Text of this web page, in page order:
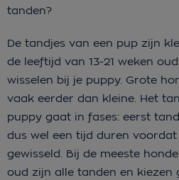
tanden?
De tandjes van een pup zijn
de leeftijd van 13-21 weken
wisselen bij je puppy. Grote
vaak eerder dan kleine. Het
puppy gaat in fases: eerst
dus wel een tijd duren
gewisseld. Bij de meeste
oud zijn alle tanden en kiezen